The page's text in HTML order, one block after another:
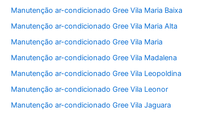
Manutenção ar-condicionado Gree Vila Maria Baixa
Manutenção ar-condicionado Gree Vila Maria Alta
Manutenção ar-condicionado Gree Vila Maria
Manutenção ar-condicionado Gree Vila Madalena
Manutenção ar-condicionado Gree Vila Leopoldina
Manutenção ar-condicionado Gree Vila Leonor
Manutenção ar-condicionado Gree Vila Jaguara